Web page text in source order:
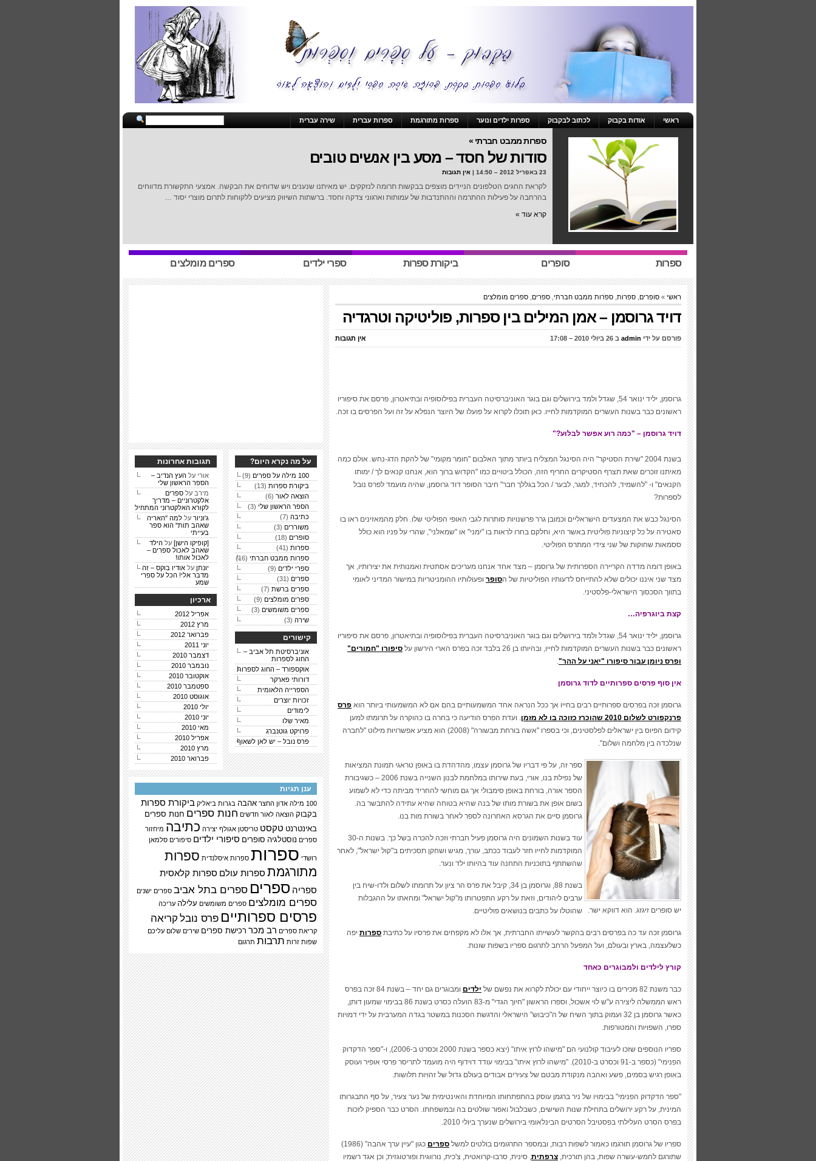
ראשי אודות בקבוק לכתוב לבקבוק ספרות ילדים ונוער ספרות מתורגמת ספרות עברית שירה עברית
ספרות ממבט חברתי »
סודות של חסד – מסע בין אנשים טובים
23 באפריל 2012 – 14:50 | אין תגובות
לקראת החגים הטלפונים הניידים מוצפים בבקשות תרומה לנזקקים. יש מאיתנו שנענים ויש שדוחים את הבקשה. אמצעי התקשורת מדווחים
בהרחבה על פעילות ההתרמה וההתנדבות של עמותות וארגוני צדקה וחסד. ברשתות השיווק מציעים ללקוחות לתרום מוצרי יסוד …
קרא עוד »
ספרות סופרים ביקורת ספרות ספרי ילדים ספרים מומלצים
ראשי » סופרים ספרות ספרות ממבט חברתי ספרים ספרים מומלצים
דויד גרוסמן – אמן המילים בין ספרות, פוליטיקה וטרגדיה
פורסם על ידי admin ב 26 ביולי 2010 – 17:08 אין תגובות
גרוסמן, יליד ינואר 54, שגדל ולמד בירושלים וגם בוגר האוניברסיטה העברית בפילוסופיה ובתיאטרון, פרסם את סיפוריו
ראשונים כבר בשנות העשרים המוקדמות לחייו. כאן תוכלו לקרוא על פועלו של היוצר הנפלא על זה ועל הפרסים בו זכה.
דויד גרוסמן – "כמה רוע אפשר לבלוע?"
בשנת 2004 "שירת הסטיקר" היה הסינגל המצליח ביותר מתוך האלבום "חומר מקומי" של להקת הדג-נחש. אולם כמה
מאיתנו זוכרים שאת תצרף הסטיקרים החריף הזה, הכולל ביטויים כמו "הקדוש ברוך הוא, אנחנו קנאים לך / ימותו
הקנאים" ו- "להשמיד, להכחיד, למגר, לבער / הכל בגללך חבר" חיבר הסופר דוד גרוסמן, שהיה מועמד לפרס נובל
לספרות?
הסינגל כבש את המצעדים הישראליים וכמובן גרר פרשנויות סותרות לגבי האופי הפוליטי שלו. חלק מהמאזינים ראו בו
סאטירה על כל קיצוניות פוליטית באשר היא, וחלקם בחרו לראות בו "ימני" או "שמאלני", שהרי על פניו הוא כולל
ססמאות שחוקות של שני צידי המתרס הפוליטי.
באופן דומה מדדה הקריירה הספרותית של גרוסמן – מצד אחד אנחנו מעריכים אסתטית ואמנותית את יצירותיו, אך
מצד שני איננו יכולים שלא להתייחס לדעותיו הפוליטיות של הסופר ופעולותיו ההומניטריות במישור המדיני לאומי
בתווך הסכסוך הישראלי-פלסטיני.
קצת ביוגרפיה…
גרוסמן, יליד ינואר 54, שגדל ולמד בירושלים וגם בוגר האוניברסיטה העברית בפילוסופיה ובתיאטרון, פרסם את סיפוריו
ראשונים כבר בשנות העשרים המוקדמות לחייו, ובהיותו בן 26 בלבד זכה בפרס הארי הירשון על
סיפורו "חמורים"
ופרס ניומן עבור סיפורו "יאני על ההר".
אין סוף פרסים ספרותיים לדוד גרוסמן
גרוסמן זכה בפרסים ספרותיים רבים בחייו אך ככל הנראה אחד המשמעותיים בהם אם לא המשמעותי ביותר הוא פרס
פרנקפורט לשלום 2010 שהוכרז כזוכה בו לא מזמן
. ועדת הפרס הודיעה כי בחרה בו כהוקרה על תרומתו למען
קידום הפיוס בין ישראלים לפלסטינים, וכי בספרו "אשה בורחת מבשורה" (2008) הוא מציע אפשרויות מילוט "לחברה
שנלכדה בין מלחמה ושלום".
יש סופרים זיגזג. הוא דווקא ישר.
ספר זה, על פי דבריו של גרוסמן עצמו, מהדהדת בו באופן טראגי תמונת המציאות
של נפילת בנו, אורי, בעת שירותו במלחמת לבנון השנייה בשנת 2006 – כשגיבורת
הספר אורה, בורחת באופן סימבולי אך גם מוחשי להחריד מביתה כדי לא לשמוע
בשום אופן את בשורת מותו של בנה שהיא בטוחה שהיא עתידה להתבשר בה.
גרוסמן סיים את הגרסא האחרונה לספר לאחר בשורת מות בנו.
עוד בשנות השמונים היה גרוסמן פעיל חברתי וזכה להכרה בשל כך. בשנות ה-30
המוקדמות לחייו חזר לעבוד ככתב, עורך, מגיש ושחקן תסכיתים ב"קול ישראל", לאחר
שהשתתף בתוכניות התחנה עוד בהיותו ילד ונער.
בשנת 88, וגרוסמן בן 34, קיבל את פרס הר ציון על תרומתו לשלום ולדו-שיח בין
ערבים ליהודים, וזאת על רקע התפטרותו מ"קול ישראל" ומחאתו על ההגבלות
שהוטלו על כתבים בנושאים פוליטיים.
גרוסמן זכה עד כה בפרסים רבים בהקשר לעשייתו החברתית, אך אלו לא מקפחים את פרסיו על כתיבת ספרות יפה
כשלעצמה, בארץ ובעולם, ועל המפעל הרחב לתרגום ספריו בשפות שונות.
קורץ לילדים ולמבוגרים כאחד
כבר משנת 82 מכירים בו כיוצר ייחודי עם יכולת לקרוא את נפשם של ילדים
ומבוגרים גם יחד – בשנת 84 זכה בפרס
ראש הממשלה ליצירה ע"ש לוי אשכול, וספרו הראשון "חיוך הגדי" מ-83 הועלה כסרט בשנת 86 בבימוי שמעון דותן,
כאשר גרוסמן בן 32 ועמוק בתוך השיח של ה"כיבוש" הישראלי והדגשת הסכנות במשטר בגדה המערבית על ידי דמויות
ספרו, השפויות והמטורפות.
ספריו הנוספים שזכו לעיבוד קולנועי הם "מישהו לרוץ איתו" (יצא כספר בשנת 2000 וכסרט ב-2006), ו-"ספר הדקדוק
הפנימי" (כספר ב-91 וכסרט ב-2010). "מישהו לרוץ איתו" בבימוי עודד דוידוף היה מועמד לתריסר פרסי אופיר ועוסק
באופן רגיש בסמים, פשע ואהבה מנקודת מבטם של צעירים אבודים בעולם גדול של זהויות תלושות.
"ספר הדקדוק הפנימי" בבימויו של ניר ברגמן עוסק בהתפתחותו המיוחדת והאינטימית של נער צעיר, על סף התבגרותו
המינית, על רקע ירושלים בתחילת שנות השישים, כשבלבול ואפור שולטים בה ובמשפחתו. הסרט כבר הספיק לזכות
בפרס הסרט העלילתי בפסטיבל הסרטים הבינלאומי בירושלים שנערך ביולי 2010.
ספריו של גרוסמן תורגמו כאמור לשפות רבות, ובמספר התרגומים בולטים למשל ספרים
כגון "עיין ערך אהבה" (1986)
שתורגם לחמש-עשרה שפות, בהן תורכית, צרפתית, סינית, סרבו-קרואטית, צ'כית, נורווגית ופורטוגזית; וכן אגד רשמיו
על מה נקרא היום?
100 מילה על ספרים
(9)
ביקורת ספרות (13)
הוצאה לאור (6)
הספר הראשון שלי (3)
כתיבה (7)
משוררים (3)
סופרים (18)
ספרות (41)
ספרות ממבט חברתי (16)
ספרי ילדים (9)
ספרים (31)
ספרים ברשת (7)
ספרים מומלצים (9)
ספרים משומשים (3)
שירה (3)
קישורים
אוניברסיטת תל אביב –
החוג לספרות
אוקספורד – החוג לספרות
דורותי פארקר
הספרייה הלאומית
זכויות יוצרים
לימודים
מאיר שלו
פרויקט גוטנברג
פרס נובל – יש לאן לשאוף
תגובות אחרונות
אורי על העץ הנדיב –
הספר הראשון שלי
מירב על ספרים
אלקטרוניים – מדריך
לקורא האלקטרוני המתחיל
ג'וניור על למה "האריה
שאהב תות" הוא ספר
בעייתי
[קופיקו הישן] על הילד
שאהב לאכול ספרים –
לאכול אותו!
יונתן על אודיו בוקס – זה
מדבר אלי! הכל על ספרי
שמע
ארכיון
אפריל 2012
מרץ 2012
פברואר 2012
יוני 2011
דצמבר 2010
נובמבר 2010
אוקטובר 2010
ספטמבר 2010
אוגוסט 2010
יולי 2010
יוני 2010
מאי 2010
אפריל 2010
מרץ 2010
פברואר 2010
ענן תגיות
100 מילה אדון החצר אהבה בגרות ביאליק ביקורת ספרות
בקבוק הוצאה לאור חדשים חנות ספרים חנות ספרים
באינטרנט טקסט טריסטן אגולף יצירה כתיבה מיחזור
ספרים נוסטלגיה סופרים סיפורי ילדים סיפורים סלמאן
רושדי ספרות ספרות איסלנדית ספרות
מתורגמת ספרות עולם ספרות קלאסית
ספריה ספרים ספרים בתל אביב ספרים ישנים
ספרים מומלצים ספרים משומשים עלילה עריכה
פרסים ספרותיים פרס נובל קריאה
קריאת ספרים רב מכר רכישת ספרים שירים שלום עליכם
שפות זרות תרבות תרגום